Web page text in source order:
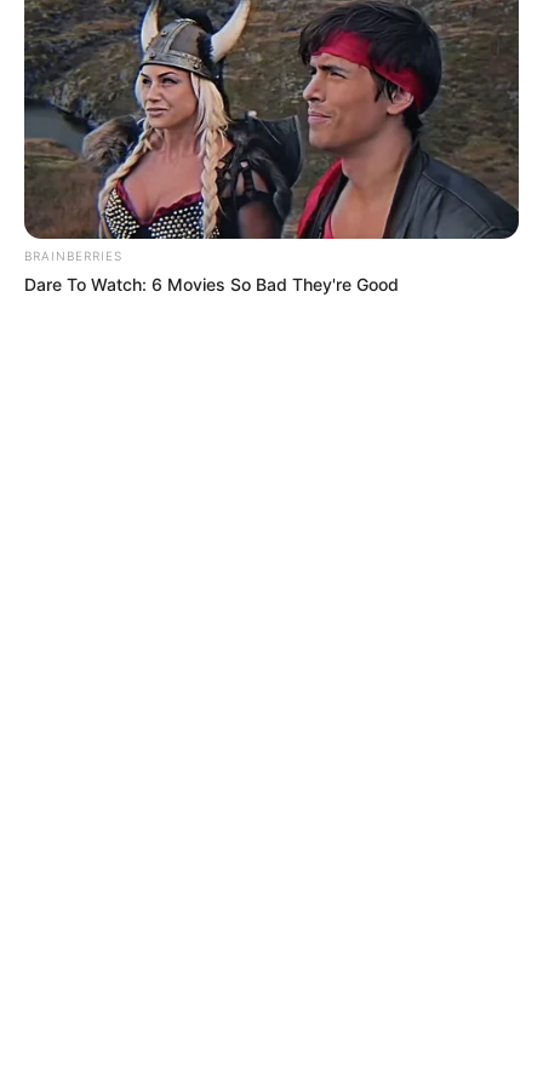
ACTIVAR AHORA
TEMAS DESTACADOS
EDUARDO VERANO DE LA ROSA
BRAINBERRIES
Dare To Watch: 6 Movies So Bad They're Good